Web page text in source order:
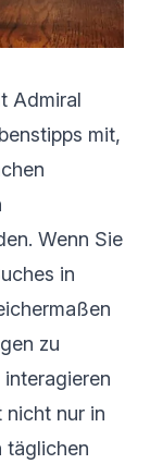
Admiral
mit,
Wenn Sie
in
zu
nicht nur in
täglichen